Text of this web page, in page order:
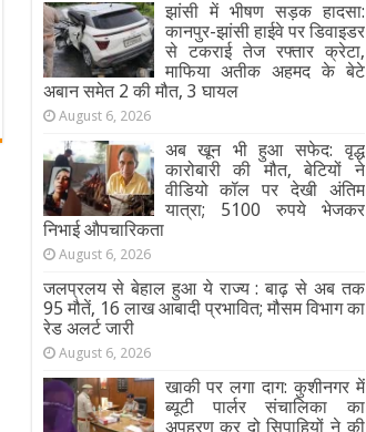
झांसी में भीषण सड़क हादसा:
कानपुर-झांसी हाईवे पर डिवाइडर
से टकराई तेज रफ्तार क्रेटा,
माफिया अतीक अहमद के बेटे
अबान समेत 2 की मौत, 3 घायल
August 6, 2026
अब खून भी हुआ सफेद: वृद्ध
कारोबारी की मौत, बेटियों ने
वीडियो कॉल पर देखी अंतिम
यात्रा; 5100 रुपये भेजकर
निभाई औपचारिकता
August 6, 2026
जलप्रलय से बेहाल हुआ ये राज्य : बाढ़ से अब तक
95 मौतें, 16 लाख आबादी प्रभावित; मौसम विभाग का
रेड अलर्ट जारी
August 6, 2026
खाकी पर लगा दाग: कुशीनगर में
ब्यूटी पार्लर संचालिका का
अपहरण कर दो सिपाहियों ने की